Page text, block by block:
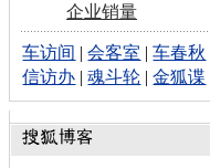
企业销量
车访间 |会客室 |车春秋
信访办 |魂斗轮 |金狐谍